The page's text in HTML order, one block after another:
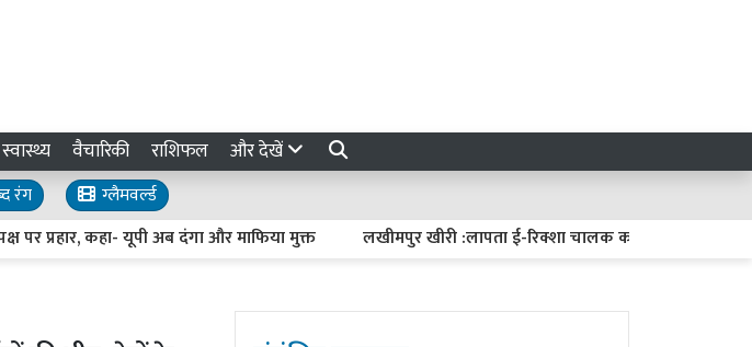
स्वास्थ्य वैचारिकी राशिफल और देखें
रंग
ग्लैमवर्ल्ड
यूपी अब दंगा और माफिया मुक्त लखीमपुर खीरी :लापता ई-रिक्शा चालक का सुराग न मिलने पर परिजनों का